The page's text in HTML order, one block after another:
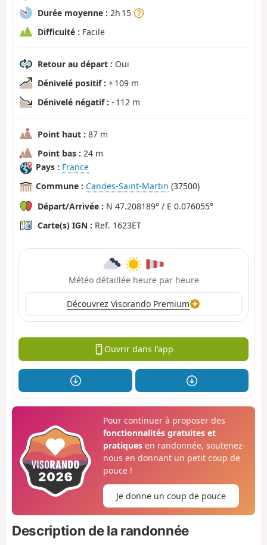
Durée moyenne : 2h 15
Difficulté : Facile
Retour au départ : Oui
Dénivelé positif : + 109 m
Dénivelé négatif : - 112 m
Point haut : 87 m
Point bas : 24 m
Pays : France
Commune : Candes-Saint-Martin (37500)
Départ/Arrivée : N 47.208189° / E 0.076055°
Carte(s) IGN : Ref. 1623ET
Météo détaillée heure par heure
Découvrez Visorando Premium
Ouvrir dans l'app
Pour continuer à proposer des
fonctionnalités gratuites et
pratiquesen randonnée, soutenez-
nous en donnant un petit coup de
pouce !
Je donne un coup de pouce
Description de la randonnée